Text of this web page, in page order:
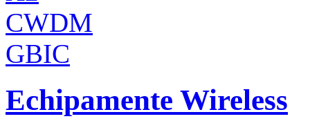
CWDM
GBIC
Echipamente Wireless